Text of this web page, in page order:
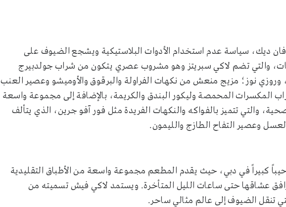
ديك، سياسة عدم استخدام الأدوات البلاستيكية ويشجع الضيوف على
والتي تضم لاكي سبريتز وهو مشروب عصري يتكون من شراب جولدبيرج
وروزي نوز؛ مزيج منعش من نكهات الفراولة والبرقوق والأوميشو وعصير العنب
المكسرات المحمصة وليكور البندق والكريمة، بالإضافة إلى مجموعة واسعة
والتي تتميز بالفواكه والنكهات الفريدة مثل فور آفو جرين، الذي يتألف
وعصير التفاح الطازج والليمون.
كبيراً في دبي، حيث يقدم المطعم مجموعة واسعة من الأطباق التقليدية
عشاقها حتى ساعات الليل المتأخرة. ويستمد لاكي فيش تسميته من
تنقل الضيوف إلى عالم مثالي ساحر.